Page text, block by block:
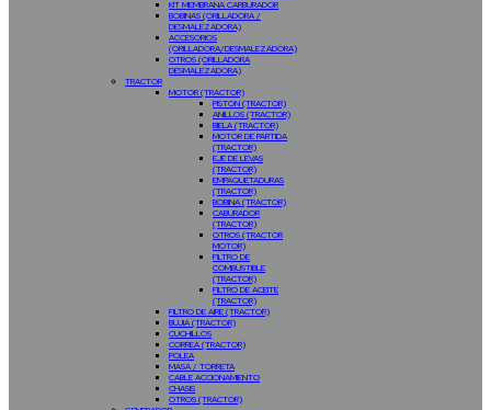
KIT MEMBRANA CARBURADOR
BOBINAS (ORILLADORA /
DESMALEZADORA)
ACCESORIOS
(ORILLADORA/DESMALEZADORA)
OTROS (ORILLADORA
DESMALEZADORA)
TRACTOR
MOTOR (TRACTOR)
PISTON (TRACTOR)
ANILLOS (TRACTOR)
BIELA (TRACTOR)
MOTOR DE PARTIDA
(TRACTOR)
EJE DE LEVAS
(TRACTOR)
EMPAQUETADURAS
(TRACTOR)
BOBINA (TRACTOR)
CABURADOR
(TRACTOR)
OTROS (TRACTOR
MOTOR)
FILTRO DE
COMBUSTIBLE
(TRACTOR)
FILTRO DE ACEITE
(TRACTOR)
FILTRO DE AIRE (TRACTOR)
BUJIA (TRACTOR)
CUCHILLOS
CORREA (TRACTOR)
POLEA
MASA / TORRETA
CABLE ACCIONAMIENTO
CHASIS
OTROS (TRACTOR)